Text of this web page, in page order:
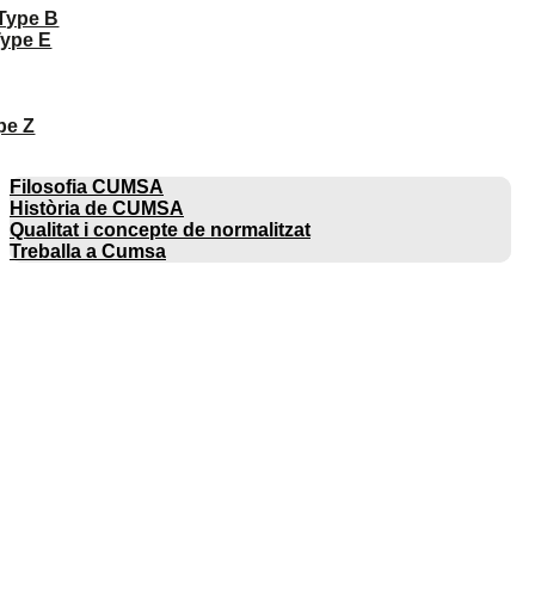
B
E
Z
Filosofia CUMSA
Història de CUMSA
Qualitat i concepte de normalitzat
Treballa a Cumsa